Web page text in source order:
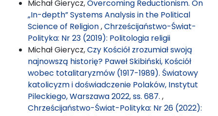
Michał Gierycz,Overcoming Reductionism. On
„In-depth” Systems Analysis in the Political
Science of Religion,Chrześcijaństwo-Świat-
Polityka: Nr 23 (2019): Politologia religii
Michał Gierycz,Czy Kościół zrozumiał swoją
najnowszą historię? Paweł Skibiński, Kościół
wobec totalitaryzmów (1917-1989). Światowy
katolicyzm i doświadczenie Polaków, Instytut
Pileckiego, Warszawa 2022, ss. 687. ,
Chrześcijaństwo-Świat-Polityka: Nr 26 (2022):